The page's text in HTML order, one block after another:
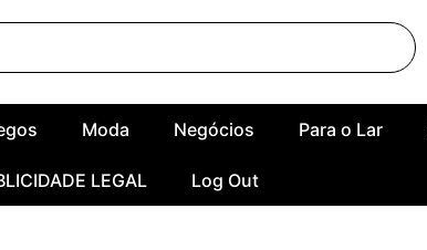
Moda Negócios Para o Lar
LEGAL Log Out